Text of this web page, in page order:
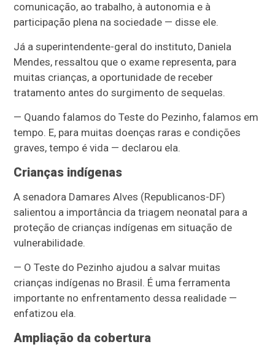
comunicação, ao trabalho, à autonomia e à
participação plena na sociedade — disse ele.
Já a superintendente-geral do instituto, Daniela
Mendes, ressaltou que o exame representa, para
muitas crianças, a oportunidade de receber
tratamento antes do surgimento de sequelas.
— Quando falamos do Teste do Pezinho, falamos em
tempo. E, para muitas doenças raras e condições
graves, tempo é vida — declarou ela.
Crianças indígenas
A senadora Damares Alves (Republicanos-DF)
salientou a importância da triagem neonatal para a
proteção de crianças indígenas em situação de
vulnerabilidade.
— O Teste do Pezinho ajudou a salvar muitas
crianças indígenas no Brasil. É uma ferramenta
importante no enfrentamento dessa realidade —
enfatizou ela.
Ampliação da cobertura